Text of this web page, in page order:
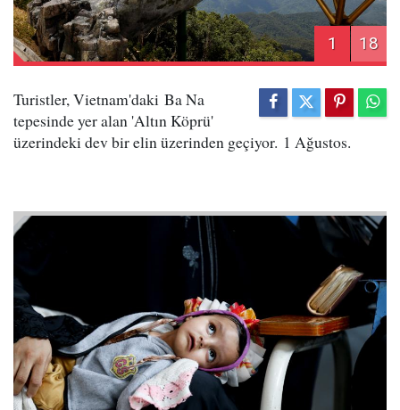
1 18
Turistler, Vietnam'daki Ba Na
tepesinde yer alan 'Altın Köprü'
üzerindeki dev bir elin üzerinden geçiyor. 1 Ağustos.